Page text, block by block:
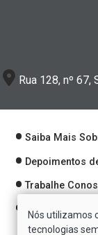
Rua 128, nº
Saiba Mais
Depoimentos
Trabalhe
Política de
Nós utilizamos
tecnologias